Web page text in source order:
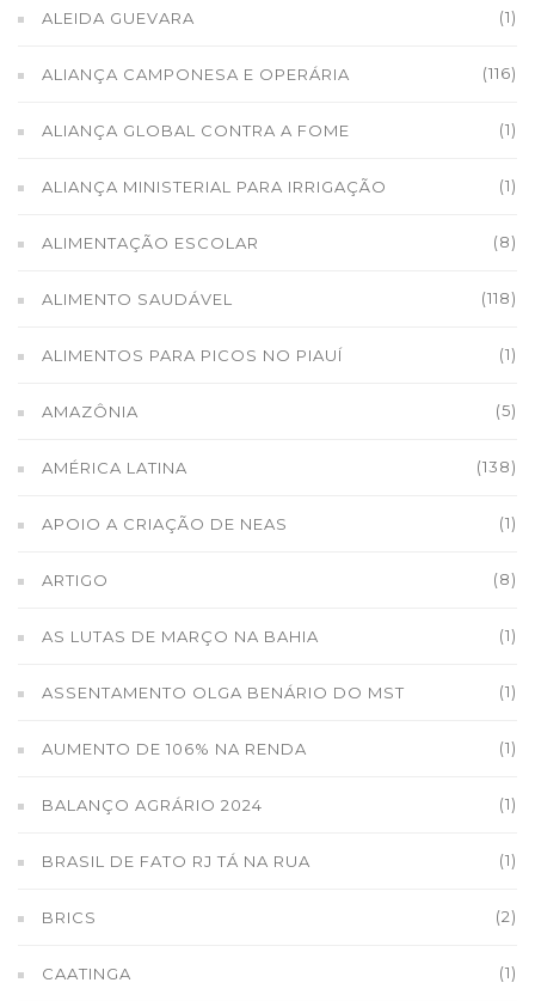
ALEIDA GUEVARA (1)
ALIANÇA CAMPONESA E OPERÁRIA (116)
ALIANÇA GLOBAL CONTRA A FOME (1)
ALIANÇA MINISTERIAL PARA IRRIGAÇÃO (1)
ALIMENTAÇÃO ESCOLAR (8)
ALIMENTO SAUDÁVEL (118)
ALIMENTOS PARA PICOS NO PIAUÍ (1)
AMAZÔNIA (5)
AMÉRICA LATINA (138)
APOIO A CRIAÇÃO DE NEAS (1)
ARTIGO (8)
AS LUTAS DE MARÇO NA BAHIA (1)
ASSENTAMENTO OLGA BENÁRIO DO MST (1)
AUMENTO DE 106% NA RENDA (1)
BALANÇO AGRÁRIO 2024 (1)
BRASIL DE FATO RJ TÁ NA RUA (1)
BRICS (2)
CAATINGA (1)